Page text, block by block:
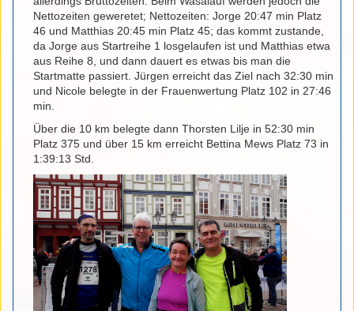
Nettozeiten geweretet; Nettozeiten: Jorge 20:47 min Platz
46 und Matthias 20:45 min Platz 45; das kommt zustande,
da Jorge aus Startreihe 1 losgelaufen ist und Matthias etwa
aus Reihe 8, und dann dauert es etwas bis man die
Startmatte passiert. Jürgen erreicht das Ziel nach 32:30 min
und Nicole belegte in der Frauenwertung Platz 102 in 27:46
min.
Über die 10 km belegte dann Thorsten Lilje in 52:30 min
Platz 375 und über 15 km erreicht Bettina Mews Platz 73 in
1:39:13 Std.